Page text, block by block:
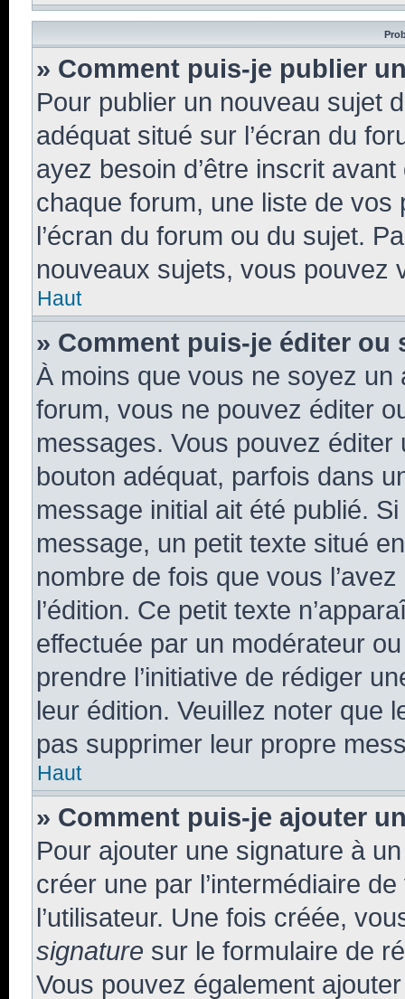
» Comment puis-je publier
Pour publier un nouveau sujet
adéquat situé sur l’écran du
ayez besoin d’être inscrit
chaque forum, une liste de
l’écran du forum ou du sujet.
nouveaux sujets, vous pouvez
Haut
» Comment puis-je éditer ou
À moins que vous ne soyez
forum, vous ne pouvez éditer
messages. Vous pouvez
bouton adéquat, parfois dans
message initial ait été publié.
message, un petit texte situé
nombre de fois que vous
l’édition. Ce petit texte
effectuée par un modérateur
prendre l’initiative de rédiger
leur édition. Veuillez noter que
pas supprimer leur propre
Haut
» Comment puis-je ajouter
Pour ajouter une signature à
créer une par l’intermédiaire
l’utilisateur. Une fois créée,
signature sur le formulaire de
Vous pouvez également